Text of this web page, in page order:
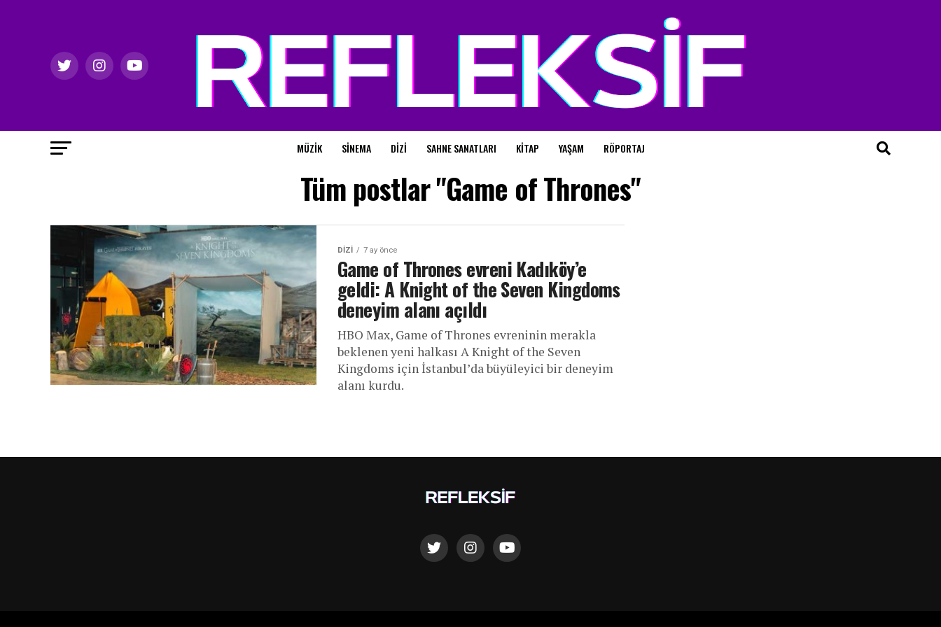
MÜZIK SINEMA DIZI SAHNE SANATLARI KITAP YAŞAM RÖPORTAJ
Tüm postlar "Game of Thrones"
DIZI 7 ay önce
Game of Thrones evreni Kadıköy’e
geldi: A Knight of the Seven Kingdoms
deneyim alanı açıldı
HBO Max, Game of Thrones evreninin merakla
beklenen yeni halkası A Knight of the Seven
Kingdoms için İstanbul’da büyüleyici bir deneyim
alanı kurdu.